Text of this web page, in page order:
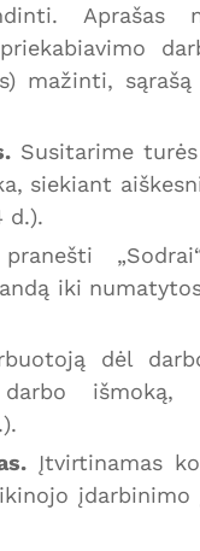
Aprašas
mažinti, sąrašą
Susitarime
siekiant
d.).
iki
dėl
išmoką,
Įtvirtinamas
įdarbinimo